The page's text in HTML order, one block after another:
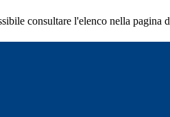
consultare l'elenco nella pagina